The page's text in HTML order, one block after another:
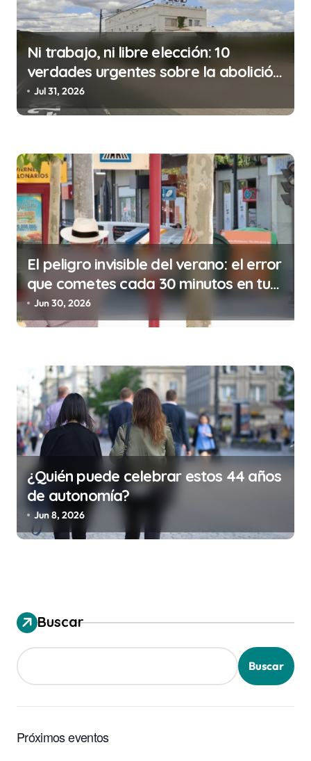
ó
n
d
e
e
t
r
a
d
a
Ni trabajo, ni libre elección: 10
verdades urgentes sobre la abolición
de la prostitución
Jul 31, 2026
El peligro invisible del verano: el error
que cometes cada 30 minutos en tu
trabajo (y la ilegalidad que te puede
costar la vida)
Jun 30, 2026
¿Quién puede celebrar estos 44 años
de autonomía?
Jun 8, 2026
Buscar
Buscar
Próximos eventos